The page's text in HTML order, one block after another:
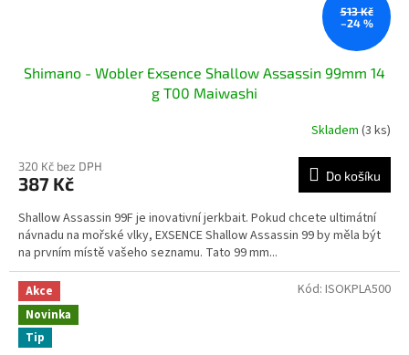
513 Kč
–24 %
Shimano - Wobler Exsence Shallow Assassin 99mm 14
g T00 Maiwashi
Skladem (3 ks)
320 Kč bez DPH
387 Kč Do košíku
Shallow Assassin 99F je inovativní jerkbait. Pokud chcete ultimátní
návnadu na mořské vlky, EXSENCE Shallow Assassin 99 by měla být
na prvním místě vašeho seznamu. Tato 99 mm...
Akce
Novinka
Tip
Kód: ISOKPLA500